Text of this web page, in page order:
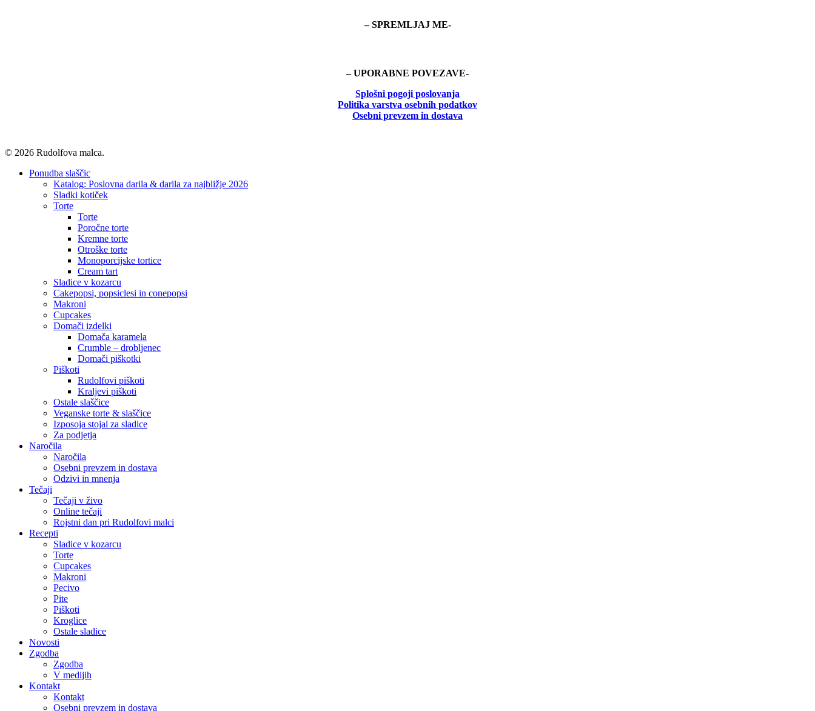
– SPREMLJAJ ME-
– UPORABNE POVEZAVE-
Splošni pogoji poslovanja
Politika varstva osebnih podatkov
Osebni prevzem in dostava
© 2026 Rudolfova malca.
Close
Ponudba slaščic
Katalog: Poslovna darila & darila za najbližje 2026
Sladki kotiček
Torte
Torte
Poročne torte
Kremne torte
Otroške torte
Monoporcijske tortice
Cream tart
Sladice v kozarcu
Cakepopsi, popsiclesi in conepopsi
Makroni
Cupcakes
Domači izdelki
Domača karamela
Crumble – drobljenec
Domači piškotki
Piškoti
Rudolfovi piškoti
Kraljevi piškoti
Ostale slaščice
Veganske torte & slaščice
Izposoja stojal za sladice
Za podjetja
Naročila
Naročila
Osebni prevzem in dostava
Odzivi in mnenja
Tečaji
Tečaji v živo
Online tečaji
Rojstni dan pri Rudolfovi malci
Recepti
Sladice v kozarcu
Torte
Cupcakes
Makroni
Pecivo
Pite
Piškoti
Kroglice
Ostale sladice
Novosti
Zgodba
Zgodba
V medijih
Kontakt
Kontakt
Osebni prevzem in dostava